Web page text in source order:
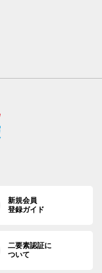
新規会員
登録ガイド
二要素認証に
ついて